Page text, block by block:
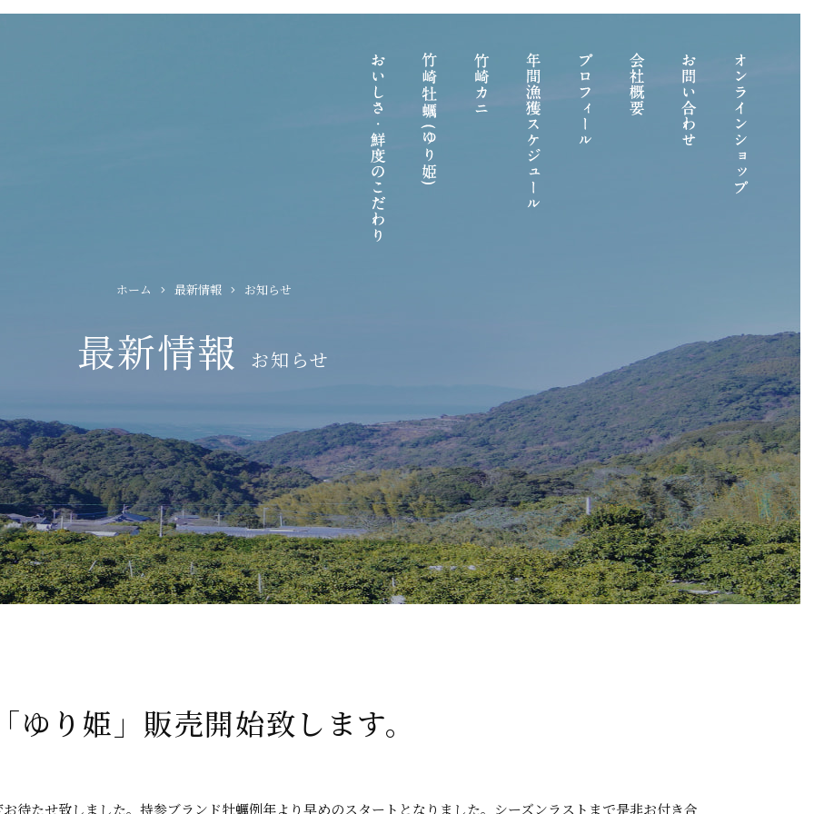
ホーム 最新情報 お知らせ
最新情報 お知らせ
ゆり姫」販売開始致します。
待たせ致しました。持参ブランド牡蠣例年より早めのスタートとなりました。シーズンラストまで是非お付き合